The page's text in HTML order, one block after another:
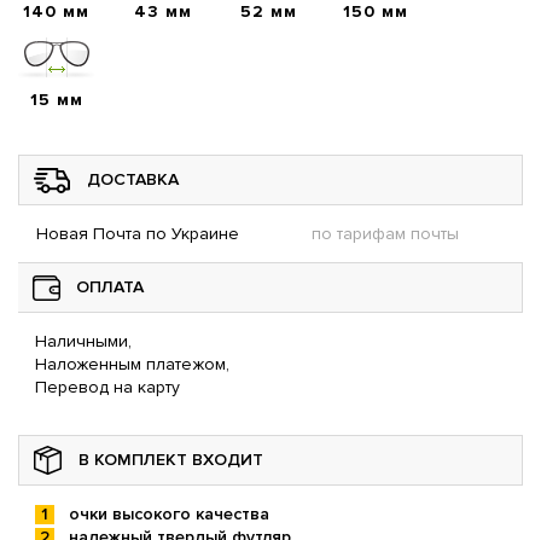
140 мм 43 мм 52 мм 150 мм
15 мм
ДОСТАВКА
Новая Почта по Украине по тарифам почты
ОПЛАТА
Наличными,
Наложенным платежом,
Перевод на карту
В КОМПЛЕКТ ВХОДИТ
очки высокого качества